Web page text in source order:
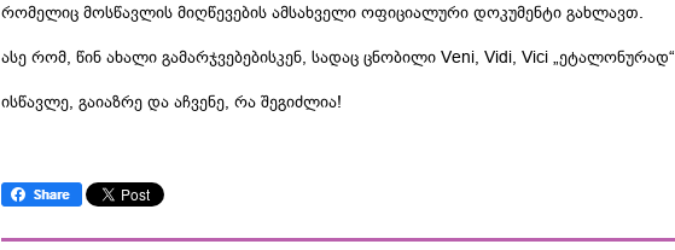
რომელიც მოსწავლის მიღწევების ამსახველი ოფიციალური დოკუმენტი გახლავთ.
ასე რომ, წინ ახალიგამარჯვებებისკენ , სადაც ცნობილი Veni, Vidi, Vici​ „ ეტალონურად“
ისწავლე, გაიაზრე და აჩვენე, რა შეგიძლია!